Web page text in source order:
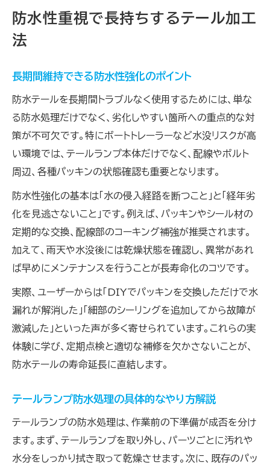
防水性重視で長持ちするテール加工
法
長期間維持できる防水性強化のポイント
防水テールを長期間トラブルなく使用するためには、単な
る防水処理だけでなく、劣化しやすい箇所への重点的な対
策が不可欠です。特にボートトレーラーなど水没リスクが高
い環境では、テールランプ本体だけでなく、配線やボルト
周辺、各種パッキンの状態確認も重要となります。
防水性強化の基本は「水の侵入経路を断つこと」と「経年劣
化を見逃さないこと」です。例えば、パッキンやシール材の
定期的な交換、配線部のコーキング補強が推奨されます。
加えて、雨天や水没後には乾燥状態を確認し、異常があれ
ば早めにメンテナンスを行うことが長寿命化のコツです。
実際、ユーザーからは「DIYでパッキンを交換しただけで水
漏れが解消した」「細部のシーリングを追加してから故障が
激減した」といった声が多く寄せられています。これらの実
体験に学び、定期点検と適切な補修を欠かさないことが、
防水テールの寿命延長に直結します。
テールランプ防水処理の具体的なやり方解説
テールランプの防水処理は、作業前の下準備が成否を分け
ます。まず、テールランプを取り外し、パーツごとに汚れや
水分をしっかり拭き取って乾燥させます。次に、既存のパッ